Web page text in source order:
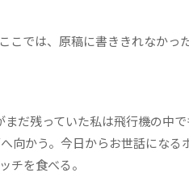
では、原稿に書ききれなかっ
だ残っていた私は飛行機の中
かう。今日からお世話になる
チを食べる。